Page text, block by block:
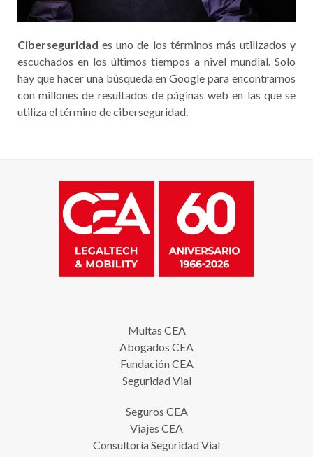
Ciberseguridad es uno de los términos más utilizados y
escuchados en los últimos tiempos a nivel mundial. Solo
hay que hacer una búsqueda en Google para encontrarnos
con millones de resultados de páginas web en las que se
utiliza el término de ciberseguridad.
Multas CEA
Abogados CEA
Fundación CEA
Seguridad Vial
Seguros CEA
Viajes CEA
Consultoría Seguridad Vial